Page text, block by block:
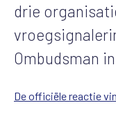
drie
Ombudsman
De officiële reactie